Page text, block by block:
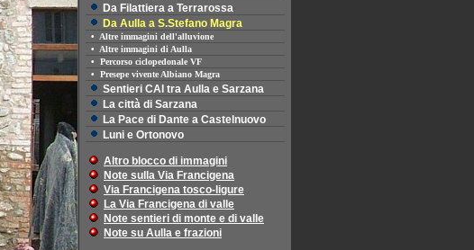
Da Filattiera a Terrarossa
Da Aulla a S.Stefano Magra
• Altre immagini dell'alluvione
• Altre immagini di Aulla
• Percorso ciclopedonale VF
• Presepe vivente Albiano Magra
Sentieri CAI tra Aulla e Sarzana
La città di Sarzana
La Pace di Dante a Castelnuovo
Luni e Ortonovo
Altro blocco di immagini
Note sulla Via Francigena
Via Francigena tosco-ligure
La Via Francigena di valle
Note sentieri di monte e di valle
Note su Aulla e frazioni